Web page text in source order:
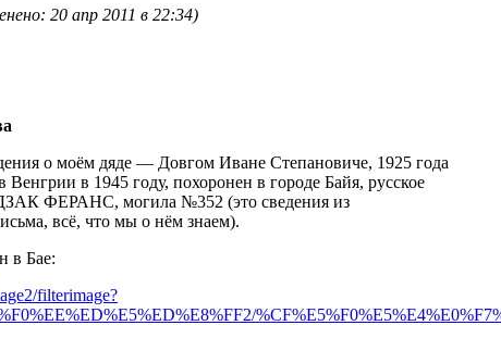
20 апр 2011 в 22:34)
о моём дяде — Довгом Иване Степановиче, 1925 года
в 1945 году, похоронен в городе Байя, русское
ФЕРАНС, могила №352 (это сведения из
всё, что мы о нём знаем).
в Бае:
filterimage?